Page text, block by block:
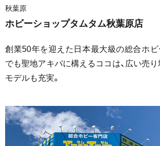
秋葉原
ホビーショップタムタム秋葉原店
創業50年を迎えた日本最大級の総合ホビ
でも聖地アキバに構えるココは、広い売
モデルも充実。